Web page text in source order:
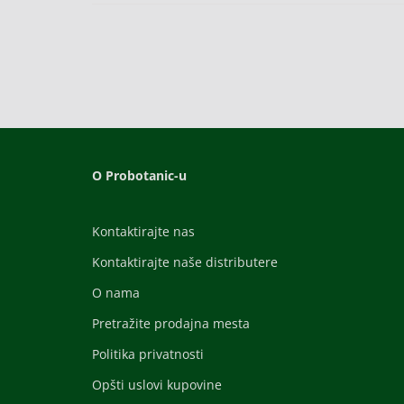
O Probotanic-u
Kontaktirajte nas
Kontaktirajte naše distributere
O nama
Pretražite prodajna mesta
Politika privatnosti
Opšti uslovi kupovine